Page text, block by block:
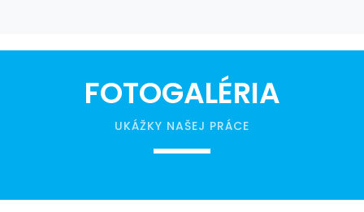
FOTOGALÉRIA
UKÁŽKY NAŠEJ PRÁCE